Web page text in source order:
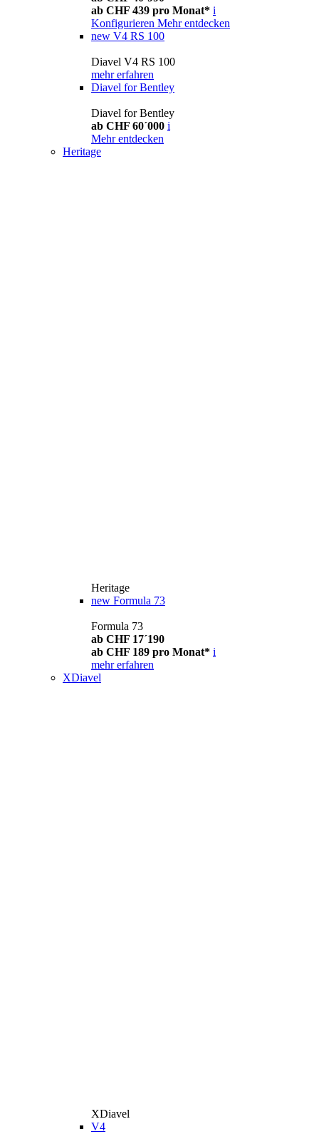
ab CHF 439 pro Monat* i
Konfigurieren Mehr entdecken
new V4 RS 100
Diavel V4 RS 100
mehr erfahren
Diavel for Bentley
Diavel for Bentley
ab CHF 60´000 i
Mehr entdecken
Heritage
Heritage
new Formula 73
Formula 73
ab CHF 17´190
ab CHF 189 pro Monat* i
mehr erfahren
XDiavel
XDiavel
V4